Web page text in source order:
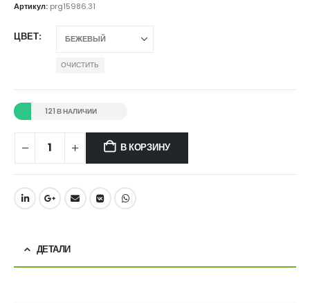
Артикул: prg15986.31
ЦВЕТ
ОЧИСТИТЬ
121 В НАЛИЧИИ
В КОРЗИНУ
ДЕТАЛИ